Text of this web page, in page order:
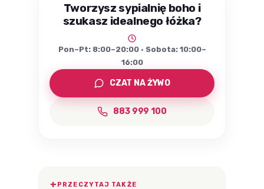
Tworzysz sypialnię boho i
szukasz idealnego łóżka?
Pon–Pt: 8:00–20:00 · Sobota: 10:00–
16:00
CZAT NA ŻYWO
883 999 100
PRZECZYTAJ TAKŻE